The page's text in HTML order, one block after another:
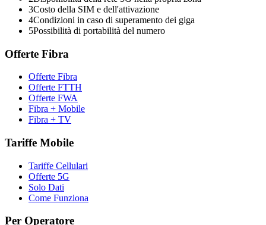
3Costo della SIM e dell'attivazione
4Condizioni in caso di superamento dei giga
5Possibilità di portabilità del numero
Offerte Fibra
Offerte Fibra
Offerte FTTH
Offerte FWA
Fibra + Mobile
Fibra + TV
Tariffe Mobile
Tariffe Cellulari
Offerte 5G
Solo Dati
Come Funziona
Per Operatore